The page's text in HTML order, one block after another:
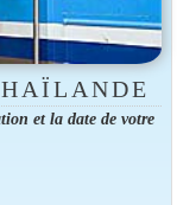
et la date de votre